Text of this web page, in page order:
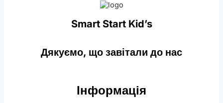
Smart Start Kid’s
Дякуємо, що завітали до нас
Інформація